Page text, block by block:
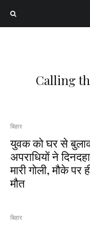
Calling
बिहार
युवक को घर से
अपराधियों ने
मारी गोली, मौके पर
मौत
बिहार